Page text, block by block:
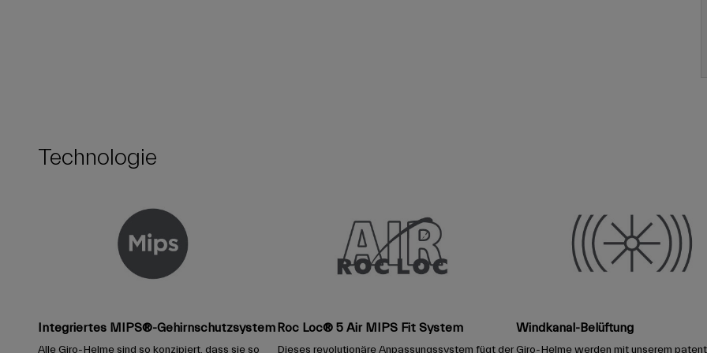
Technologie
Integriertes MIPS®-Gehirnschutzsystem
Alle Giro-Helme sind so konzipiert, dass sie so
Roc Loc® 5 Air MIPS Fit System
Dieses revolutionäre Anpassungssystem fügt der
Windkanal-Belüftung
Giro-Helme werden mit unserem